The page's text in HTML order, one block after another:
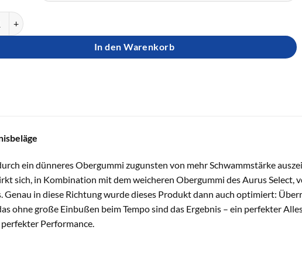
AURUS SELECT Menge
In den Warenkorb
ein dünneres Obergummi zugunsten von mehr Schwammstärke
sich, in Kombination mit dem weicheren Obergummi des Aurus Select,
Genau in diese Richtung wurde dieses Produkt dann auch optimiert:
ohne große Einbußen beim Tempo sind das Ergebnis – ein perfekter
Performance.